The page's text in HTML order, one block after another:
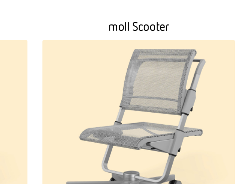
moll Scooter